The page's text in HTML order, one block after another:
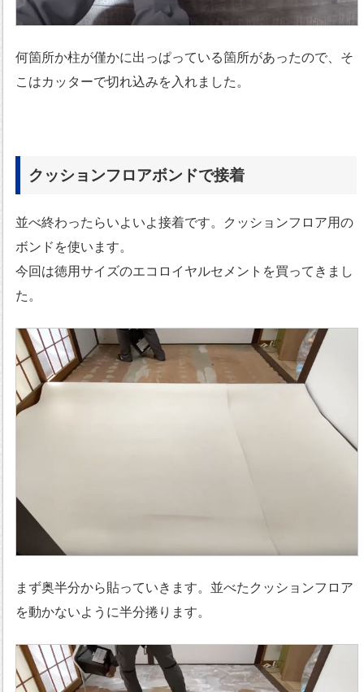
何箇所か柱が僅かに出っぱっている箇所があったので、そ
こはカッターで切れ込みを入れました。
クッションフロアボンドで接着
並べ終わったらいよいよ接着です。クッションフロア用の
ボンドを使います。
今回は徳用サイズのエコロイヤルセメントを買ってきまし
た。
まず奥半分から貼っていきます。並べたクッションフロア
を動かないように半分捲ります。